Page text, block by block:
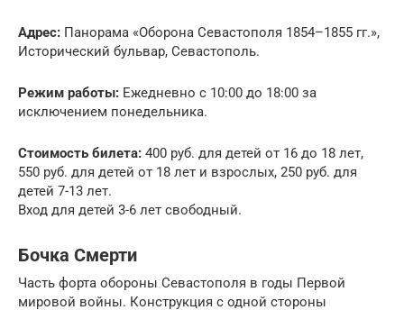
Адрес: Панорама «Оборона Севастополя 1854–1855 гг.»,
Исторический бульвар, Севастополь.
Режим работы: Ежедневно с 10:00 до 18:00 за
исключением понедельника.
Стоимость билета: 400 руб. для детей от 16 до 18 лет,
550 руб. для детей от 18 лет и взрослых, 250 руб. для
детей 7-13 лет.
Вход для детей 3-6 лет свободный.
Бочка Смерти
Часть форта обороны Севастополя в годы Первой
мировой войны. Конструкция с одной стороны